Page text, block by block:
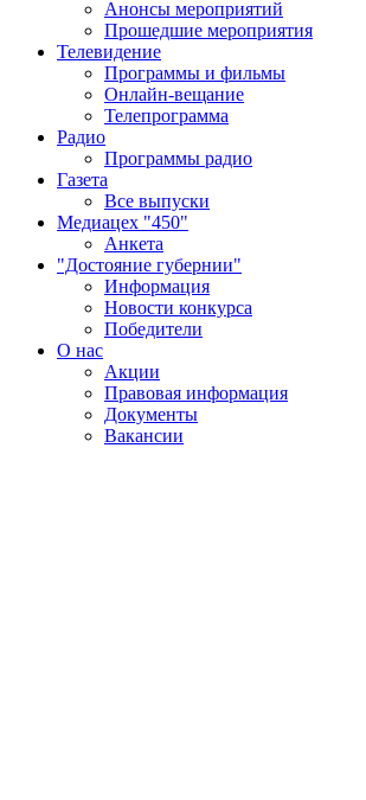
Анонсы мероприятий
Прошедшие мероприятия
Телевидение
Программы и фильмы
Онлайн-вещание
Телепрограмма
Радио
Программы радио
Газета
Все выпуски
Медиацех "450"
Анкета
"Достояние губернии"
Информация
Новости конкурса
Победители
О нас
Акции
Правовая информация
Документы
Вакансии